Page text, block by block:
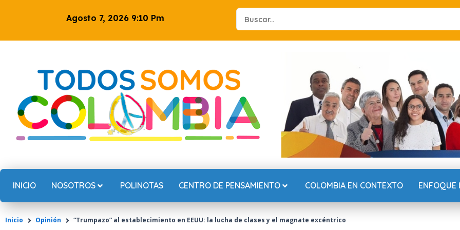
Agosto 7, 2026 9:10 Pm
Search
...
INICIO NOSOTROS POLINOTAS CENTRO DE PENSAMIENTO COLOMBIA EN CONTEXTO ENFOQUE
Inicio Opinión “Trumpazo” al establecimiento en EEUU: la lucha de clases y el magnate excéntrico